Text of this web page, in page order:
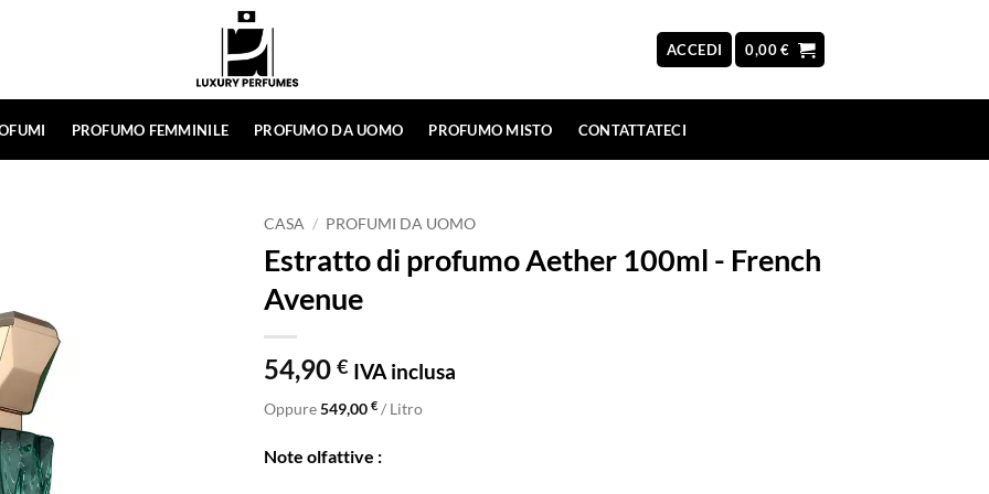
ACCEDI 0,00€
PROFUMO FEMMINILE PROFUMO DA UOMO PROFUMO MISTO CONTATTATECI
CASA / PROFUMI DA UOMO
Estratto di profumo Aether 100ml - French
Avenue
54,90 € IVA inclusa
Oppure549,00 € / Litro
Note olfattive :